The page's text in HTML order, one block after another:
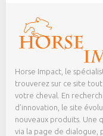
Horse Impact, le
trouverez sur ce site
votre cheval. En
d’innovation, le site
nouveaux produits. Une
via la page de dialogue,